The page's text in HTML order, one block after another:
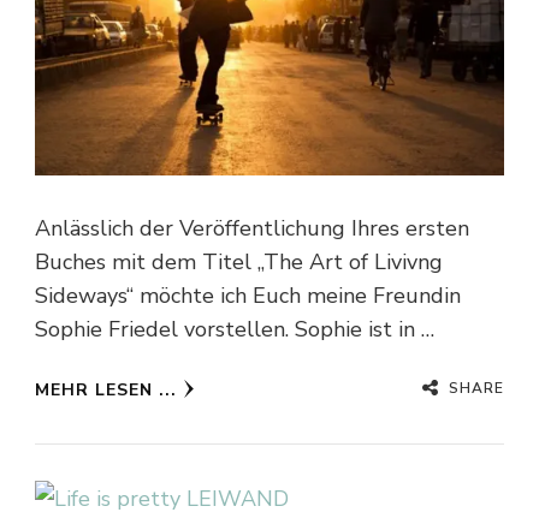
Anlässlich der Veröffentlichung Ihres ersten
Buches mit dem Titel „The Art of Livivng
Sideways“ möchte ich Euch meine Freundin
Sophie Friedel vorstellen. Sophie ist in …
MEHR LESEN ... SHARE